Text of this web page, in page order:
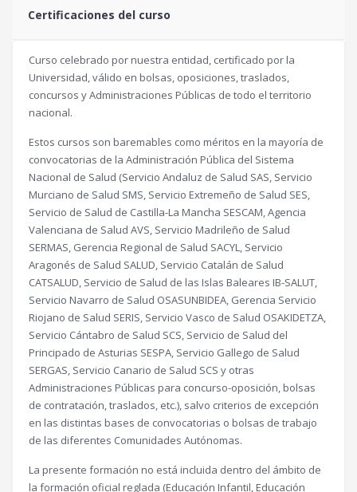
Certificaciones del curso
Curso celebrado por nuestra entidad, certificado por la
Universidad, válido en bolsas, oposiciones, traslados,
concursos y Administraciones Públicas de todo el territorio
nacional.
Estos cursos son baremables como méritos en la mayoría de
convocatorias de la Administración Pública del Sistema
Nacional de Salud (Servicio Andaluz de Salud SAS, Servicio
Murciano de Salud SMS, Servicio Extremeño de Salud SES,
Servicio de Salud de Castilla-La Mancha SESCAM, Agencia
Valenciana de Salud AVS, Servicio Madrileño de Salud
SERMAS, Gerencia Regional de Salud SACYL, Servicio
Aragonés de Salud SALUD, Servicio Catalán de Salud
CATSALUD, Servicio de Salud de las Islas Baleares IB-SALUT,
Servicio Navarro de Salud OSASUNBIDEA, Gerencia Servicio
Riojano de Salud SERIS, Servicio Vasco de Salud OSAKIDETZA,
Servicio Cántabro de Salud SCS, Servicio de Salud del
Principado de Asturias SESPA, Servicio Gallego de Salud
SERGAS, Servicio Canario de Salud SCS y otras
Administraciones Públicas para concurso-oposición, bolsas
de contratación, traslados, etc.), salvo criterios de excepción
en las distintas bases de convocatorias o bolsas de trabajo
de las diferentes Comunidades Autónomas.
La presente formación no está incluida dentro del ámbito de
la formación oficial reglada (Educación Infantil, Educación